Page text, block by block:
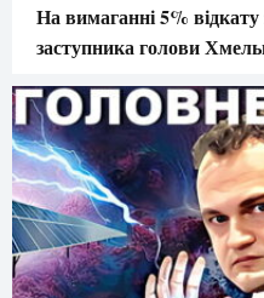
На вимаганні 5%
заступника голови